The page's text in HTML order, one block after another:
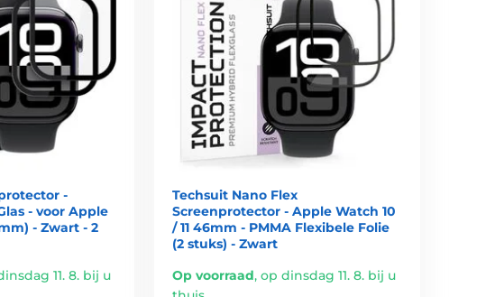
-
- voor Apple
- Zwart - 2
11. 8. bij u
Techsuit Nano Flex
Screenprotector - Apple Watch 10
/ 11 46mm - PMMA Flexibele Folie
(2 stuks) - Zwart
Op voorraad,op dinsdag 11. 8. bij u